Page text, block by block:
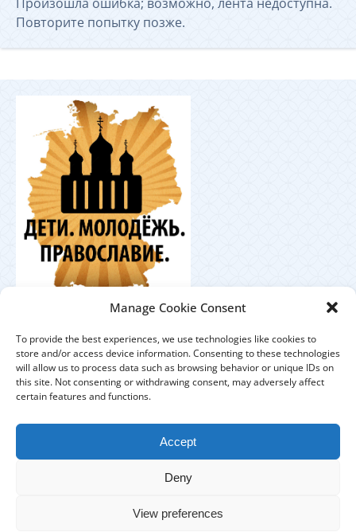
Manage Cookie Consent
To provide the best experiences, we use technologies like cookies to
store and/or access device information. Consenting to these technologies
will allow us to process data such as browsing behavior or unique IDs on
this site. Not consenting or withdrawing consent, may adversely affect
certain features and functions.
Accept
Deny
View preferences
Повторите попытку позже.
центр по работе с православной молодёжью в
Германии